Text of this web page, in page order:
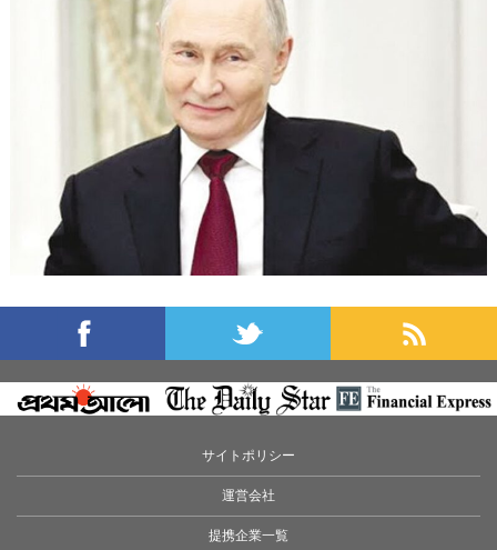
サイトポリシー
運営会社
提携企業一覧